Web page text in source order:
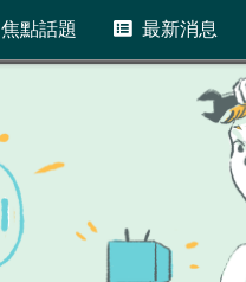
焦點話題 最新消息